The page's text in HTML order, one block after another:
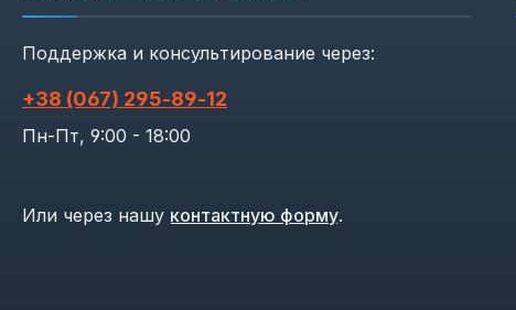
Поддержка и консультирование через:
+38 (067) 295‑89‑12
Пн-Пт, 9:00 - 18:00
Или через нашу контактную форму.